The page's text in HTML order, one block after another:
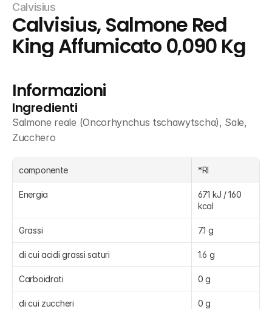
Calvisius
Calvisius, Salmone Red
King Affumicato 0,090 Kg
Informazioni
Ingredienti
Salmone reale (Oncorhynchus tschawytscha), Sale,
Zucchero
componente *RI
Energia
671 kJ / 160
kcal
Grassi 7.1 g
di cui acidi grassi saturi 1.6 g
Carboidrati 0 g
di cui zuccheri 0 g